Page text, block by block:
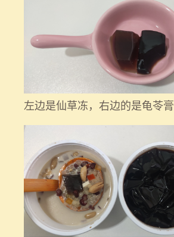
左边是仙草冻，右边的是龟苓膏